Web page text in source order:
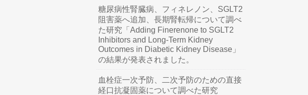
糖尿病性腎臓病、フィネレノン、SGLT2
阻害薬へ追加、長期腎転帰について調べ
た研究「Adding Finerenone to SGLT2
Inhibitors and Long-Term Kidney
Outcomes in Diabetic Kidney Disease」
の結果が発表されました。
血栓症一次予防、二次予防のための直接
経口抗凝固薬について調べた研究